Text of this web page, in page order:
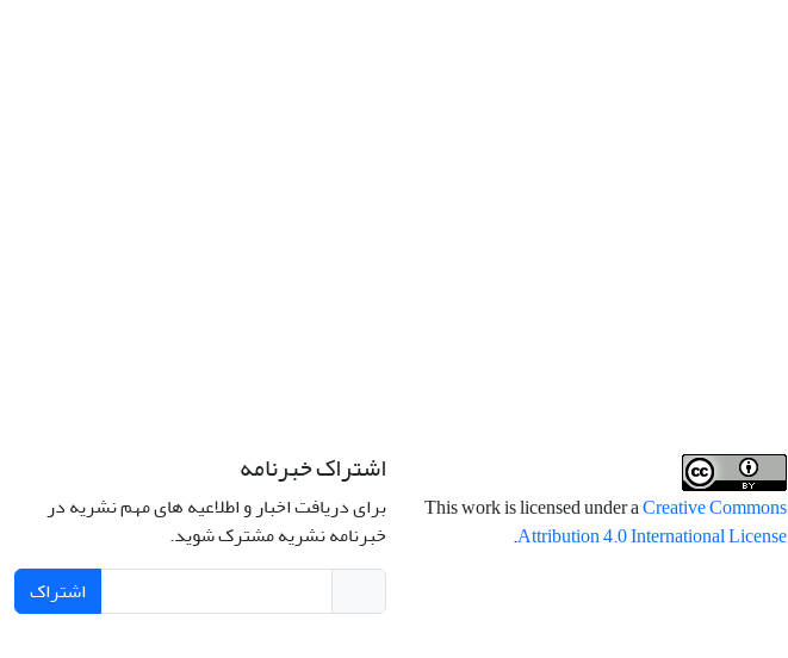
This work is licensed under aCreative Commons
Attribution 4.0 International License
.
اشتراک خبرنامه
برای دریافت اخبار و اطلاعیه های مهم نشریه در
خبرنامه نشریه مشترک شوید.
اشتراک